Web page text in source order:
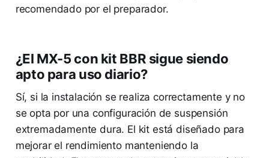
recomendado por el preparador.
¿El MX-5 con kit BBR sigue siendo
apto para uso diario?
Sí, si la instalación se realiza correctamente y no
se opta por una configuración de suspensión
extremadamente dura. El kit está diseñado para
mejorar el rendimiento manteniendo la